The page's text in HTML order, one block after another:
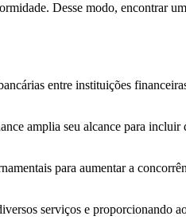
Desse modo, encontrar
entre instituições
amplia seu alcance para
para aumentar a
serviços e proporcionando